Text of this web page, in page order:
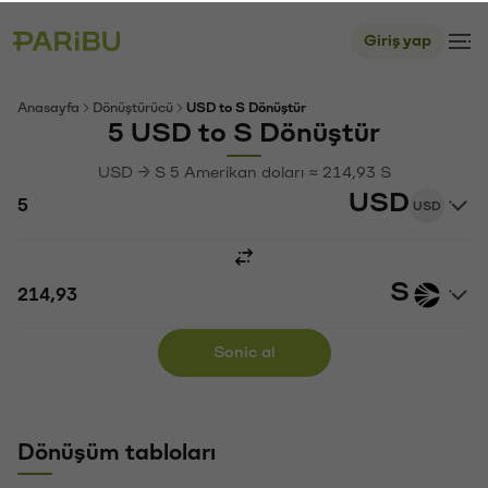
Giriş yap
Anasayfa Dönüştürücü USD to S Dönüştür
5 USD to S Dönüştür
USD → S 5 Amerikan doları ≈ 214,93 S
USD USD
S
Sonic al
Dönüşüm tabloları